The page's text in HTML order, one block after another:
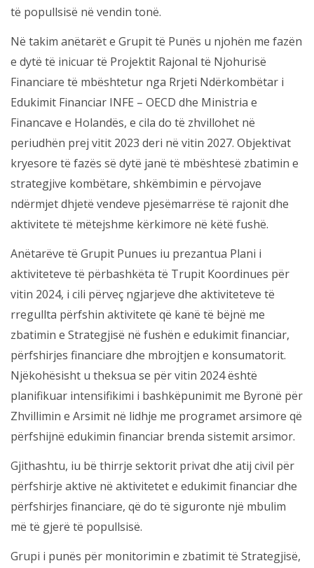
të popullsisë në vendin tonë.
Në takim anëtarët e Grupit të Punës u njohën me fazën
e dytë të inicuar të Projektit Rajonal të Njohurisë
Financiare të mbështetur nga Rrjeti Ndërkombëtar i
Edukimit Financiar INFE – OECD dhe Ministria e
Financave e Holandës, e cila do të zhvillohet në
periudhën prej vitit 2023 deri në vitin 2027. Objektivat
kryesore të fazës së dytë janë të mbështesë zbatimin e
strategjive kombëtare, shkëmbimin e përvojave
ndërmjet dhjetë vendeve pjesëmarrëse të rajonit dhe
aktivitete të mëtejshme kërkimore në këtë fushë.
Anëtarëve të Grupit Punues iu prezantua Plani i
aktiviteteve të përbashkëta të Trupit Koordinues për
vitin 2024, i cili përveç ngjarjeve dhe aktiviteteve të
rregullta përfshin aktivitete që kanë të bëjnë me
zbatimin e Strategjisë në fushën e edukimit financiar,
përfshirjes financiare dhe mbrojtjen e konsumatorit.
Njëkohësisht u theksua se për vitin 2024 është
planifikuar intensifikimi i bashkëpunimit me Byronë për
Zhvillimin e Arsimit në lidhje me programet arsimore që
përfshijnë edukimin financiar brenda sistemit arsimor.
Gjithashtu, iu bë thirrje sektorit privat dhe atij civil për
përfshirje aktive në aktivitetet e edukimit financiar dhe
përfshirjes financiare, që do të siguronte një mbulim
më të gjerë të popullsisë.
Grupi i punës për monitorimin e zbatimit të Strategjisë,